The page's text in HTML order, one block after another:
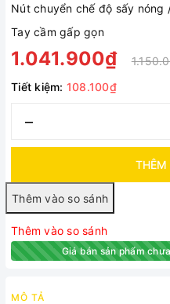
Nút chuyển chế độ sấy nóng
Tay cầm gấp gọn
1.041.900₫
Tiết kiệm: 108.100₫
–
THÊM
Thêm vào so sánh
Giá bán sản phẩm
MÔ TẢ